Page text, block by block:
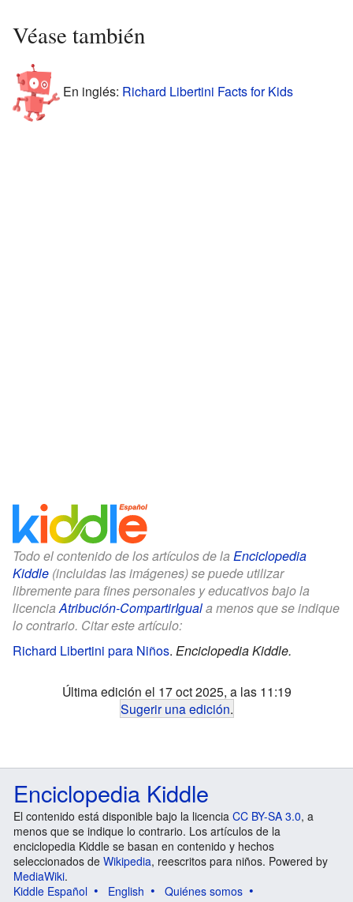
Véase también
En inglés: Richard Libertini Facts for Kids
Todo el contenido de los artículos de la Enciclopedia
Kiddle (incluidas las imágenes) se puede utilizar
libremente para fines personales y educativos bajo la
licenciaAtribución-CompartirIguala menos que se indique
lo contrario. Citar este artículo:
Richard Libertini para Niños. Enciclopedia Kiddle.
Última edición el 17 oct 2025, a las 11:19
Sugerir una edición.
Enciclopedia Kiddle
El contenido está disponible bajo la licencia CC BY-SA 3.0, a
menos que se indique lo contrario. Los artículos de la
enciclopedia Kiddle se basan en contenido y hechos
seleccionados de Wikipedia, reescritos para niños. Powered by
MediaWiki.
Kiddle Español
English
Quiénes somos